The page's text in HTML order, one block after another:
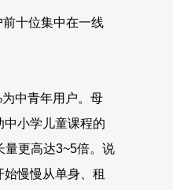
十位集中在一线
中青年用户。母
小学儿童课程的
量更高达3~5倍。说
慢慢从单身、租